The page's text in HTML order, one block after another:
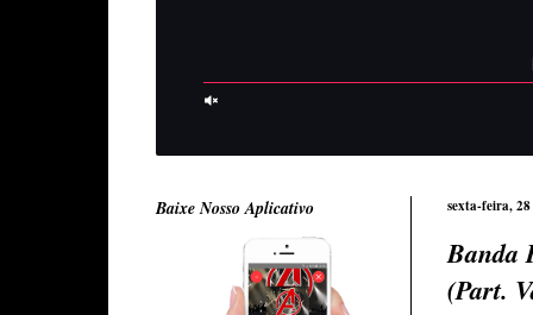
sexta-feira, 28
Banda
(Part.
Baixe Nosso Aplicativo